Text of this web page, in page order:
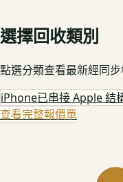
選擇回收類別
點選分類查看最新經同
iPhone已串接 Apple 結
查看完整報價單